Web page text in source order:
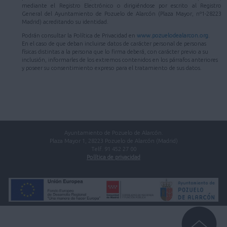
mediante el Registro Electrónico o dirigiéndose por escrito al Registro
General del Ayuntamiento de Pozuelo de Alarcón (Plaza Mayor, nº1-28223
Madrid) acreditando su identidad.
Podrán consultar la Política de Privacidad en www.pozuelodealarcon.org
En el caso de que deban incluirse datos de carácter personal de personas
físicas distintas a la persona que lo firma deberá, con carácter previo a su
inclusión, informarles de los extremos contenidos en los párrafos anteriores
y poseer su consentimiento expreso para el tratamiento de sus datos.
Ayuntamiento de Pozuelo de Alarcón.
Plaza Mayor 1, 28223 Pozuelo de Alarcón (Madrid)
Telf. 91 452 27 00
Política de privacidad